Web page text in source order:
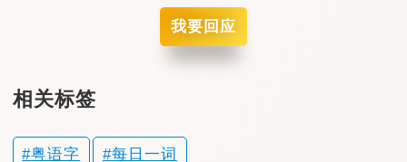
我要回应
相关标签
粤语字 每日一词